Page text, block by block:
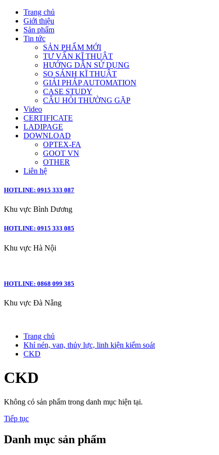
Trang chủ
Giới thiệu
Sản phẩm
Tin tức
SẢN PHẨM MỚI
TƯ VẤN KĨ THUẬT
HƯỚNG DẪN SỬ DỤNG
SO SÁNH KĨ THUẬT
GIẢI PHÁP AUTOMATION
CASE STUDY
CÂU HỎI THƯỜNG GẶP
Video
CERTIFICATE
LADIPAGE
DOWNLOAD
OPTEX-FA
GOOT VN
OTHER
Liên hệ
HOTLINE: 0915 333 087
Khu vực Bình Dương
HOTLINE: 0915 333 085
Khu vực Hà Nội
HOTLINE: 0868 099 385
Khu vực Đà Nẵng
Trang chủ
Khí nén, van, thủy lực, linh kiện kiểm soát
CKD
CKD
Không có sản phẩm trong danh mục hiện tại.
Tiếp tục
Danh mục sản phẩm